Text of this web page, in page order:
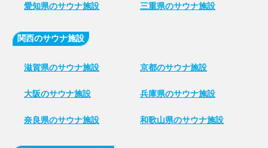
愛知県のサウナ施設 三重県のサウナ施設
関西のサウナ施設
滋賀県のサウナ施設 京都のサウナ施設
大阪のサウナ施設 兵庫県のサウナ施設
奈良県のサウナ施設 和歌山県のサウナ施設